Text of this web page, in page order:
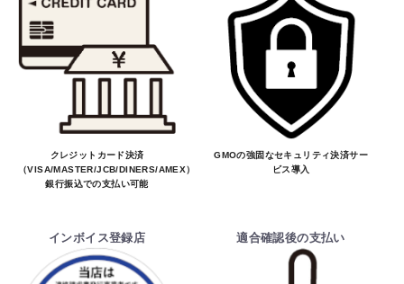
クレジットカード決済
（VISA/MASTER/JCB/DINERS/AMEX）、
銀行振込での支払い可能
GMOの強固なセキュリティ決済サー
ビス導入
インボイス登録店 適合確認後の支払い